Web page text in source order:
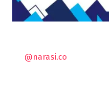
@narasi.co